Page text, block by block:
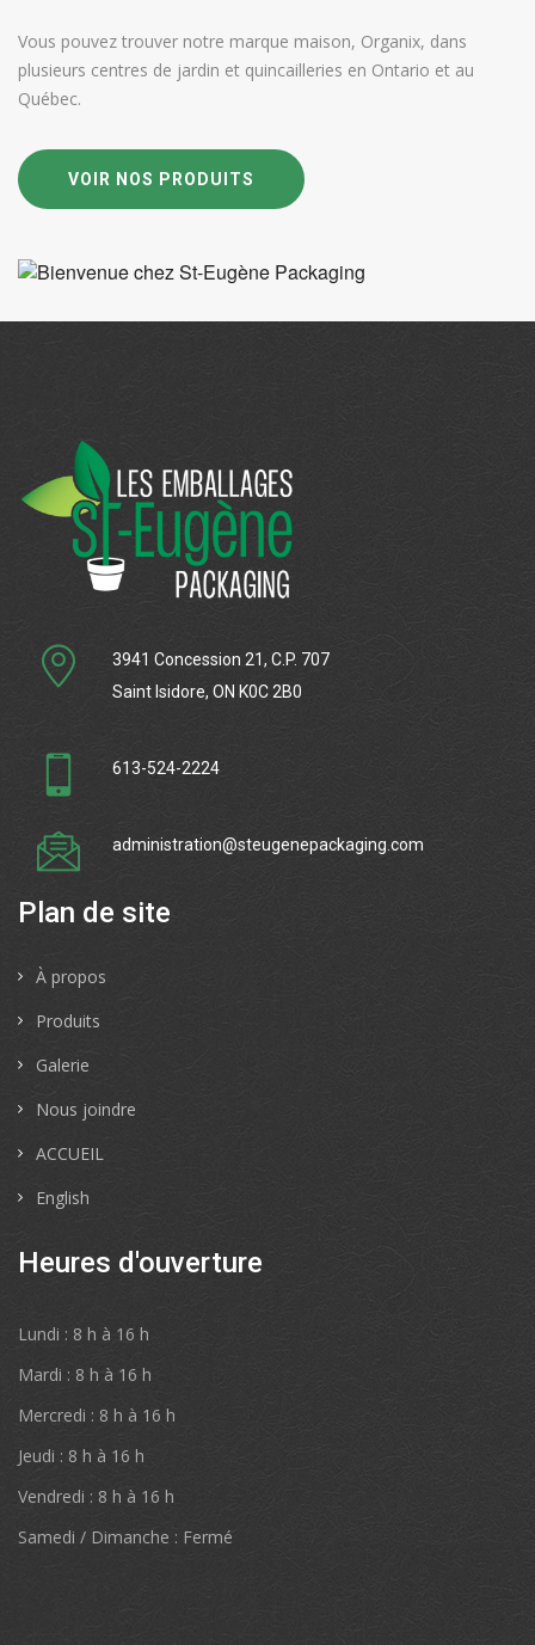
Vous pouvez trouver notre marque maison, Organix, dans
plusieurs centres de jardin et quincailleries en Ontario et au
Québec.
VOIR NOS PRODUITS
3941 Concession 21, C.P. 707
Saint Isidore, ON K0C 2B0
613-524-2224
administration@steugenepackaging.com
Plan de site
À propos
Produits
Galerie
Nous joindre
ACCUEIL
English
Heures d'ouverture
Lundi : 8 h à 16 h
Mardi : 8 h à 16 h
Mercredi : 8 h à 16 h
Jeudi : 8 h à 16 h
Vendredi : 8 h à 16 h
Samedi / Dimanche : Fermé